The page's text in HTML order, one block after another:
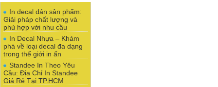
In decal dán sản phẩm:
Giải pháp chất lượng và
phù hợp với nhu cầu
In Decal Nhựa – Khám
phá về loại decal đa dạng
trong thế giới in ấn
Standee In Theo Yêu
Cầu: Địa Chỉ In Standee
Giá Rẻ Tại TP.HCM